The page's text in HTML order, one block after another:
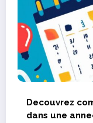
Decouvrez
dans une